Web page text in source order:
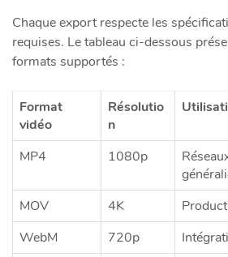
Chaque export respecte les
requises. Le tableau ci-dessous
formats supportés :
Format
vidéo
Résolutio
n
MP4 1080p
MOV
4K
WebM
720p